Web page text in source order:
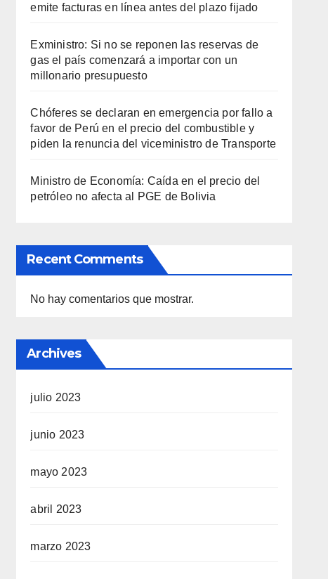
emite facturas en línea antes del plazo fijado
Exministro: Si no se reponen las reservas de
gas el país comenzará a importar con un
millonario presupuesto
Chóferes se declaran en emergencia por fallo a
favor de Perú en el precio del combustible y
piden la renuncia del viceministro de Transporte
Ministro de Economía: Caída en el precio del
petróleo no afecta al PGE de Bolivia
Recent Comments
No hay comentarios que mostrar.
Archives
julio 2023
junio 2023
mayo 2023
abril 2023
marzo 2023